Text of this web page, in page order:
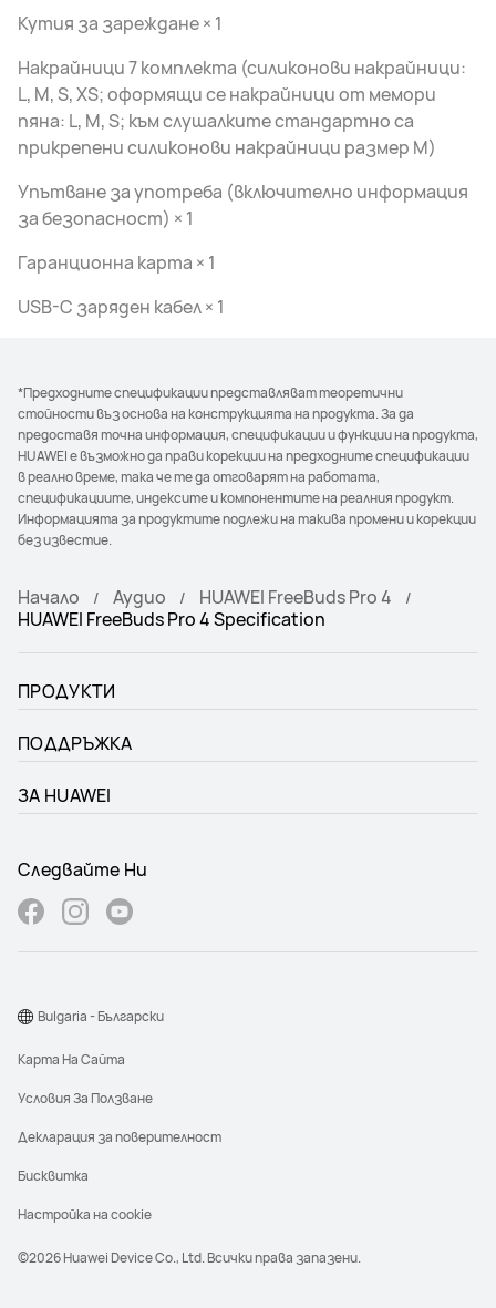
Кутия за зареждане × 1
Накрайници 7 комплекта (силиконови накрайници:
L, M, S, XS; оформящи се накрайници от мемори
пяна: L, M, S; към слушалките стандартно са
прикрепени силиконови накрайници размер M)
Упътване за употреба (включително информация
за безопасност) × 1
Гаранционна карта × 1
USB-C заряден кабел × 1
*Предходните спецификации представляват теоретични
стойности въз основа на конструкцията на продукта. За да
предоставя точна информация, спецификации и функции на продукта,
HUAWEI е възможно да прави корекции на предходните спецификации
в реално време, така че те да отговарят на работата,
спецификациите, индексите и компонентите на реалния продукт.
Информацията за продуктите подлежи на такива промени и корекции
без известие.
Начало Аудио
HUAWEI FreeBuds Pro 4
HUAWEI FreeBuds Pro 4 Specification
ПРОДУКТИ
ПОДДРЪЖКА
ЗА HUAWEI
Следвайте Ни
©2026 Huawei Device Co., Ltd. Всички права запазени.
Карта На Сайта
Условия За Ползване
Декларация за поверителност
Бисквитка
Настройка на cookie
Bulgaria - Български